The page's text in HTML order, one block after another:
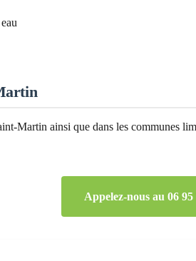
Martin ainsi que dans les communes
Appelez-nous au 06 95